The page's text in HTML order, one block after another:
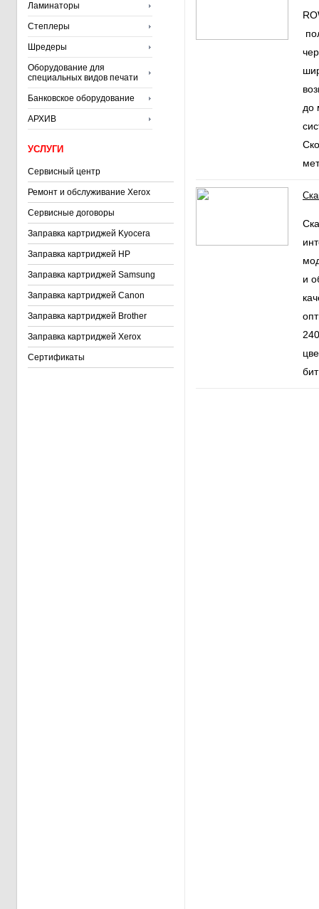
Ламинаторы
Степлеры
Шредеры
Оборудование для
специальных видов печати
Банковское оборудование
АРХИВ
УСЛУГИ
Сервисный центр
Ремонт и обслуживание Xerox
Сервисные договоры
Заправка картриджей Kyocera
Заправка картриджей HP
Заправка картриджей Samsung
Заправка картриджей Canon
Заправка картриджей Brother
Заправка картриджей Xerox
Сертификаты
до
и